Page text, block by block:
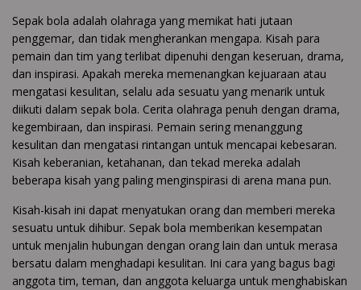
Sepak bola adalah olahraga yang memikat hati jutaan
penggemar, dan tidak mengherankan mengapa. Kisah para
pemain dan tim yang terlibat dipenuhi dengan keseruan, drama,
dan inspirasi. Apakah mereka memenangkan kejuaraan atau
mengatasi kesulitan, selalu ada sesuatu yang menarik untuk
diikuti dalam sepak bola. Cerita olahraga penuh dengan drama,
kegembiraan, dan inspirasi. Pemain sering menanggung
kesulitan dan mengatasi rintangan untuk mencapai kebesaran.
Kisah keberanian, ketahanan, dan tekad mereka adalah
beberapa kisah yang paling menginspirasi di arena mana pun.
Kisah-kisah ini dapat menyatukan orang dan memberi mereka
sesuatu untuk dihibur. Sepak bola memberikan kesempatan
untuk menjalin hubungan dengan orang lain dan untuk merasa
bersatu dalam menghadapi kesulitan. Ini cara yang bagus bagi
anggota tim, teman, dan anggota keluarga untuk menghabiskan